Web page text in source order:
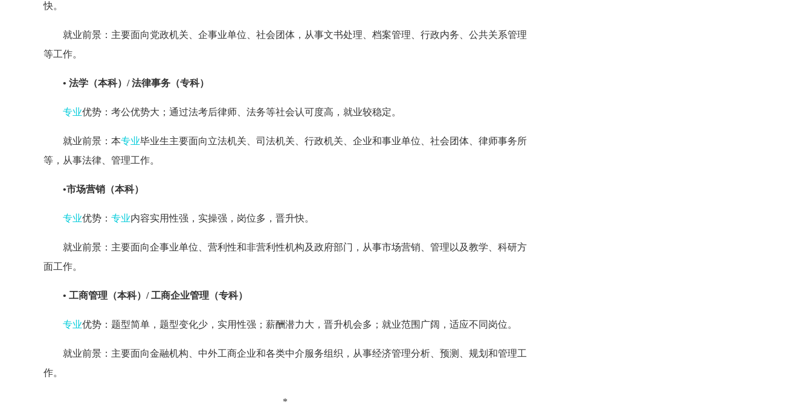
快。
就业前景：主要面向党政机关、企事业单位、社会团体，从事文书处理、档案管理、行政内务、公共关系管理
等工作。
• 法学（本科）/法律事务（专科）
专业优势：考公优势大；通过法考后律师、法务等社会认可度高，就业较稳定。
就业前景：本专业毕业生主要面向立法机关、司法机关、行政机关、企业和事业单位、社会团体、律师事务所
等，从事法律、管理工作。
•市场营销（本科）
专业优势： 专业内容实用性强，实操强，岗位多，晋升快。
就业前景：主要面向企事业单位、营利性和非营利性机构及政府部门，从事市场营销、管理以及教学、科研方
面工作。
• 工商管理（本科）/工商企业管理（专科）
专业优势：题型简单，题型变化少，实用性强；薪酬潜力大，晋升机会多；就业范围广阔，适应不同岗位。
就业前景：主要面向金融机构、中外工商企业和各类中介服务组织，从事经济管理分析、预测、规划和管理工
作。
*